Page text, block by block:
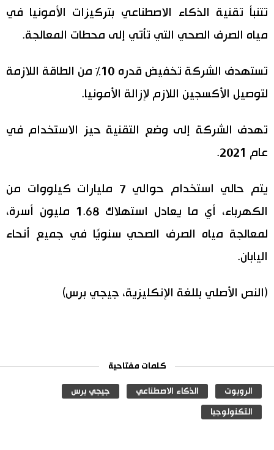
الأقسام
صور
سياسة
اقتصاد
مجتمع
ثقافة
لايف ستايل
الأكثر تفاعلا
هو وهي
المطبخ الياباني
تواصل معنا
تتنبأ تقنية الذكاء الاصطناعي بتركيزات الأمونيا في
مياه الصرف الصحي التي تأتي إلى محطات المعالجة.
تستهدف الشركة تخفيض قدره 10٪ من الطاقة اللازمة
لتوصيل الأكسجين اللازم لإزالة الأمونيا.
تهدف الشركة إلى وضع التقنية حيز الاستخدام في
عام 2021.
يتم حالي استخدام حوالي 7 مليارات كيلووات من
الكهرباء، أي ما يعادل استهلاك 1.68 مليون أسرة،
لمعالجة مياه الصرف الصحي سنويًا في جميع أنحاء
اليابان.
(النص الأصلي بللغة الإنكليزية، جيجي برس)
كلمات مفتاحية
الروبوت الذكاء الاصطناعي جيجي برس
التكنولوجيا